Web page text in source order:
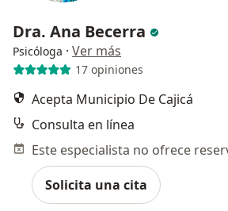
Dra. Ana Becerra
Psicóloga · Ver más
17 opiniones
Acepta Municipio De Cajicá
Consulta en línea
Solicita una cita